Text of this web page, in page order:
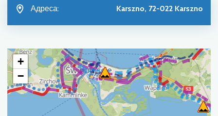
Адреса: Karszno, 72-022 Karszno
+
−